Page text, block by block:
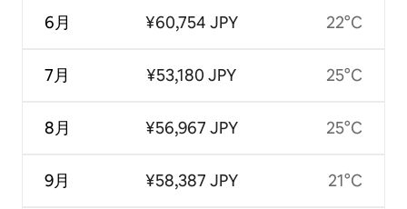
6月
7月
8月
9月
¥60,754 JPY
¥53,180 JPY
¥56,967 JPY
¥58,387 JPY
22°C
25°C
25°C
21°C